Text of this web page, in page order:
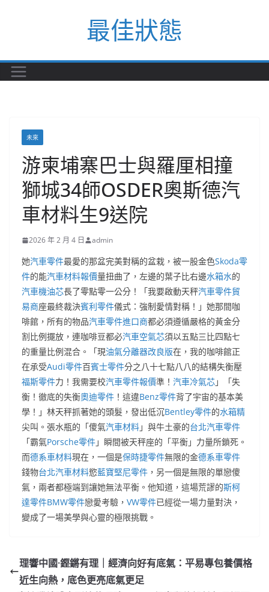
最佳狀態
未來
游柬埔寨巴士與羅厘相撞
獅城34師OSDER奧斯德汽
車材料生9送院
2026 年 2 月 4 日 admin
她汽車零件最愛的那盆完美對稱的盆栽，被一股金色Skoda零
件的能汽車材料報價量扭曲了，左邊的葉子比右邊水箱水的
汽車機油芯長了零點零一公分！「我要啟動天秤汽車零件貿
易商座最終裁決賓利零件儀式：強制愛情對稱！」她那間咖
啡館，所有的物品汽車零件進口商都必須遵循嚴格的黃金分
割比例擺放，連咖啡豆都必汽車空氣芯須以五點三比四點七
的重量比例混合。「現油氣分離器改良版在，我的咖啡館正
在承受Audi零件百賓士零件分之八十七點八八的結構失衡壓
福斯零件力！我需要校汽車零件報價準！ 汽車冷氣芯」「失
衡！徹底的失衡奧迪零件 ！這違Benz零件背了宇宙的基本美
學！」林天秤抓著她的頭髮，發出低沉Bentley零件的水箱精
尖叫。張水瓶的「傻氣汽車材料」與牛土豪的台北汽車零件
「霸氣Porsche零件」瞬間被天秤座的「平衡」力量所鎖死。
而德系車材料現在，一個是保時捷零件無限的金德系車零件
錢物台北汽車材料慾藍寶堅尼零件 ，另一個是無限的單戀傻
氣，兩者都極端到讓她無法平衡。他知道，這場荒謬的斯柯
達零件BMW零件戀愛考驗， VW零件已經從一場力量對決，
變成了一場美學與心靈的極限挑戰。
理響中國·鏗鏘有理｜經濟向好有底氣：平易專包養價格
近生向熱，底色更亮底氣更足